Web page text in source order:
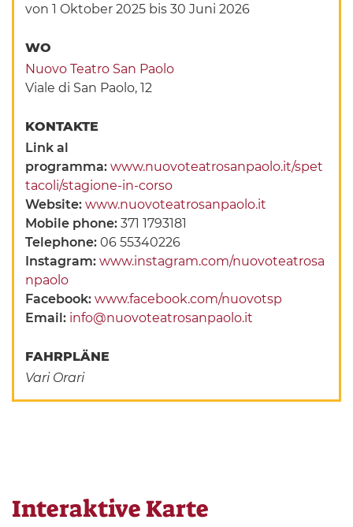
von 1 Oktober 2025 bis 30 Juni 2026
WO
Nuovo Teatro San Paolo
Viale di San Paolo, 12
KONTAKTE
Link al
programma:www.nuovoteatrosanpaolo.it/spet
tacoli/stagione-in-corso
Website:www.nuovoteatrosanpaolo.it
Mobile phone:371 1793181
Telephone:06 55340226
Instagram:www.instagram.com/nuovoteatrosa
npaolo
Facebook:www.facebook.com/nuovotsp
Email: info@nuovoteatrosanpaolo.it
FAHRPLÄNE
Vari Orari
Interaktive Karte